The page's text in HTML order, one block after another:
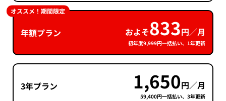
年額プラン およそ833円／月
初年度9,999円一括払い、1年更新
オススメ！期間限定
3年プラン 1,650円／月
59,400円一括払い、3年更新